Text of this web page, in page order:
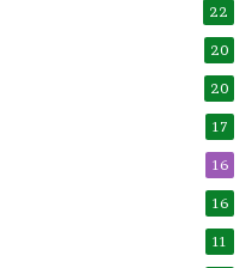
22
20
20
17
16
16
11